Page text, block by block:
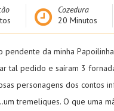
Cozedura
20 Minutos
pendente da minha
tal pedido e saíram 3
personagens dos contos
tremeliques. O que uma